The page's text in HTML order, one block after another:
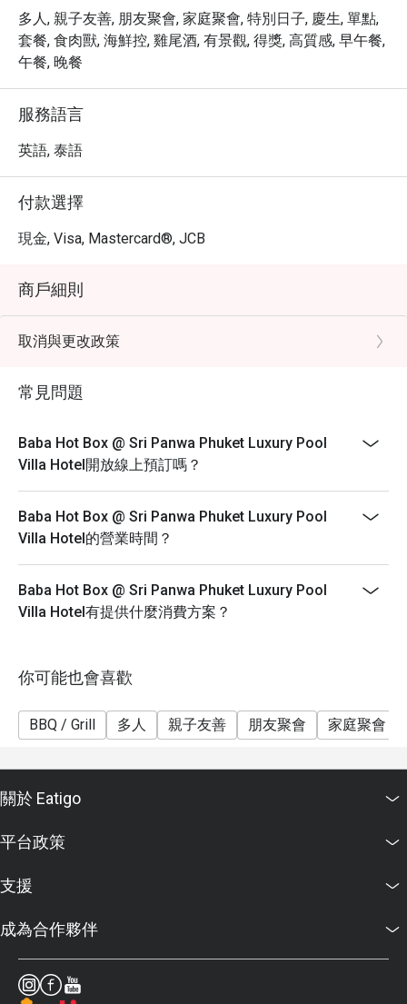
多人, 親子友善, 朋友聚會, 家庭聚會, 特別日子, 慶生, 單點,
套餐, 食肉獸, 海鮮控, 雞尾酒, 有景觀, 得獎, 高質感, 早午餐,
午餐, 晚餐
服務語言
英語, 泰語
付款選擇
現金, Visa, Mastercard®, JCB
商戶細則
取消與更改政策
常見問題
Baba Hot Box @ Sri Panwa Phuket Luxury Pool
Villa Hotel開放線上預訂嗎？
Baba Hot Box @ Sri Panwa Phuket Luxury Pool
Villa Hotel的營業時間？
Baba Hot Box @ Sri Panwa Phuket Luxury Pool
Villa Hotel有提供什麼消費方案？
你可能也會喜歡
BBQ / Grill 多人 親子友善 朋友聚會 家庭聚會
關於 Eatigo
平台政策
支援
成為合作夥伴